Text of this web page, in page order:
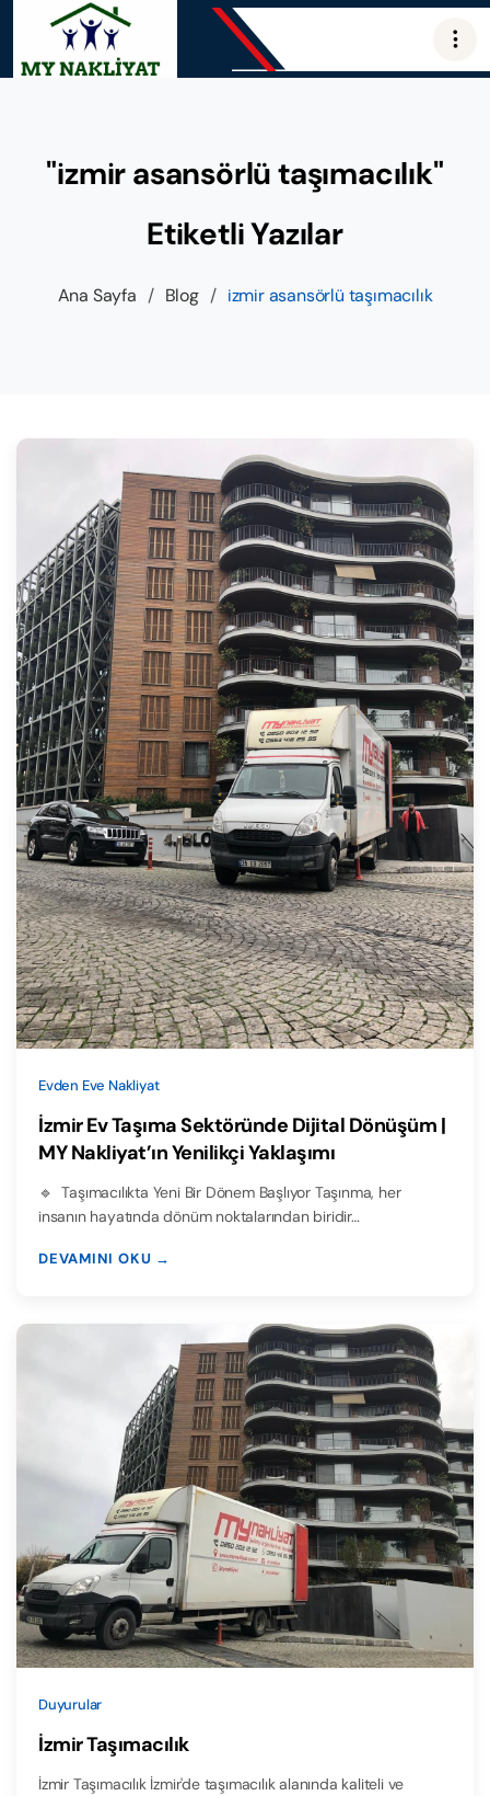
"izmir asansörlü taşımacılık"
Etiketli Yazılar
Ana Sayfa / Blog / izmir asansörlü taşımacılık
Evden Eve Nakliyat
İzmir Ev Taşıma Sektöründe Dijital Dönüşüm |
MY Nakliyat’ın Yenilikçi Yaklaşımı
🔹 Taşımacılıkta Yeni Bir Dönem Başlıyor Taşınma, her
insanın hayatında dönüm noktalarından biridir…
DEVAMINI OKU →
Duyurular
İzmir Taşımacılık
İzmir Taşımacılık İzmir'de taşımacılık alanında kaliteli ve